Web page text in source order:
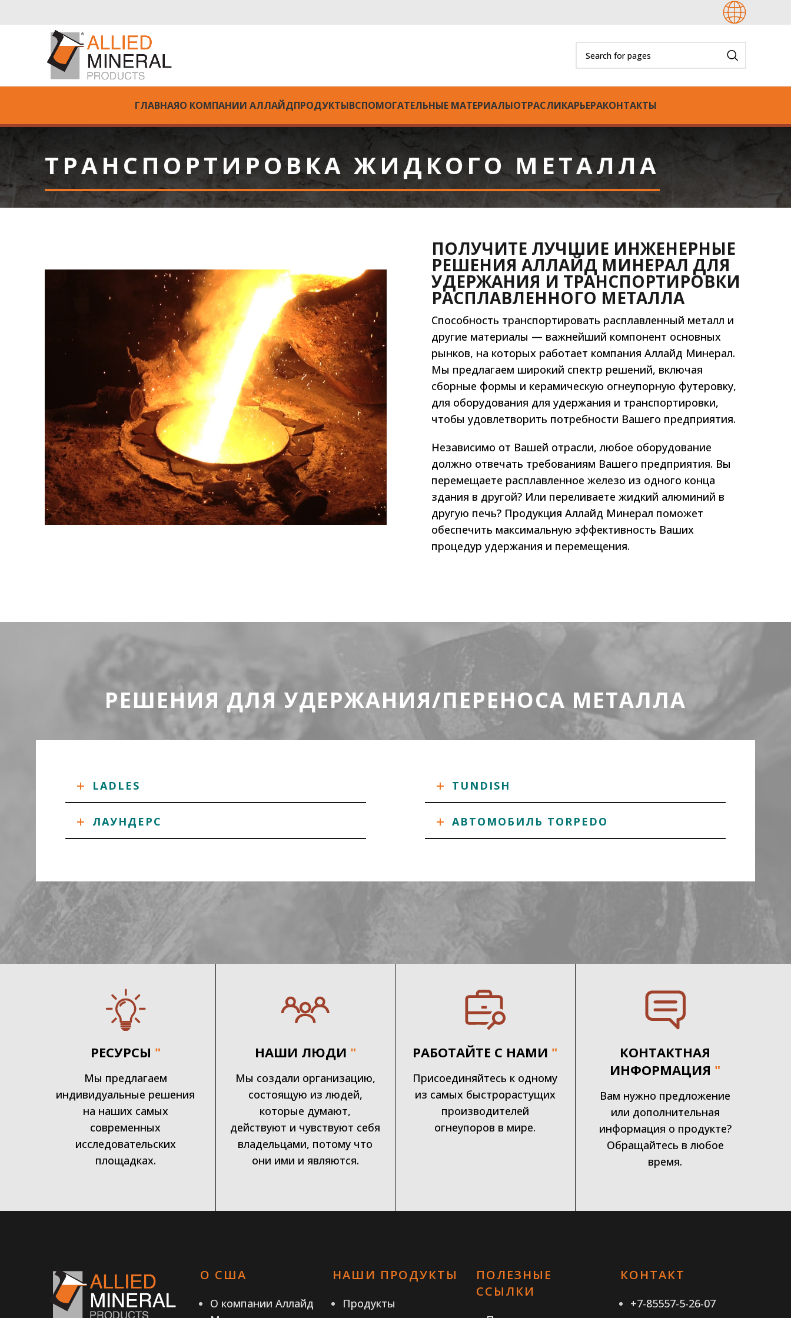
ГЛАВНАЯО КОМПАНИИ АЛЛАЙДПРОДУКТЫВСПОМОГАТЕЛЬНЫЕ МАТЕРИАЛЫОТРАСЛИКАРЬЕРАКОНТАКТЫ
ТРАНСПОРТИРОВКА ЖИДКОГО МЕТАЛЛА
ПОЛУЧИТЕ ЛУЧШИЕ ИНЖЕНЕРНЫЕ
РЕШЕНИЯ АЛЛАЙД МИНЕРАЛ ДЛЯ
УДЕРЖАНИЯ И ТРАНСПОРТИРОВКИ
РАСПЛАВЛЕННОГО МЕТАЛЛА
Способность транспортировать расплавленный металл и
другие материалы — важнейший компонент основных
рынков, на которых работает компания Аллайд Минерал.
Мы предлагаем широкий спектр решений, включая
сборные формы и керамическую огнеупорную футеровку,
для оборудования для удержания и транспортировки,
чтобы удовлетворить потребности Вашего предприятия.
Независимо от Вашей отрасли, любое оборудование
должно отвечать требованиям Вашего предприятия. Вы
перемещаете расплавленное железо из одного конца
здания в другой? Или переливаете жидкий алюминий в
другую печь? Продукция Аллайд Минерал поможет
обеспечить максимальную эффективность Ваших
процедур удержания и перемещения.
РЕШЕНИЯ ДЛЯ УДЕРЖАНИЯ/ПЕРЕНОСА МЕТАЛЛА
LADLES
ЛАУНДЕРС
TUNDISH
АВТОМОБИЛЬ TORPEDO
РЕСУРСЫ "
Мы предлагаем
индивидуальные решения
на наших самых
современных
исследовательских
площадках.
НАШИ ЛЮДИ "
Мы создали организацию,
состоящую из людей,
которые думают,
действуют и чувствуют себя
владельцами, потому что
они ими и являются.
РАБОТАЙТЕ С НАМИ "
Присоединяйтесь к одному
из самых быстрорастущих
производителей
огнеупоров в мире.
КОНТАКТНАЯ
ИНФОРМАЦИЯ "
Вам нужно предложение
или дополнительная
информация о продукте?
Обращайтесь в любое
время.
О США
О компании Аллайд
НАШИ ПРОДУКТЫ
Продукты
ПОЛЕЗНЫЕ
ССЫЛКИ
КОНТАКТ
+7-85557-5-26-07